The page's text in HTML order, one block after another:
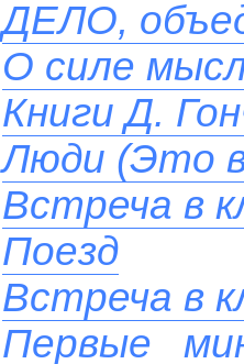
ДЕЛО,
О силе
Книги Д.
Люди (Это
Встреча в
Поезд
Встреча в
Первые